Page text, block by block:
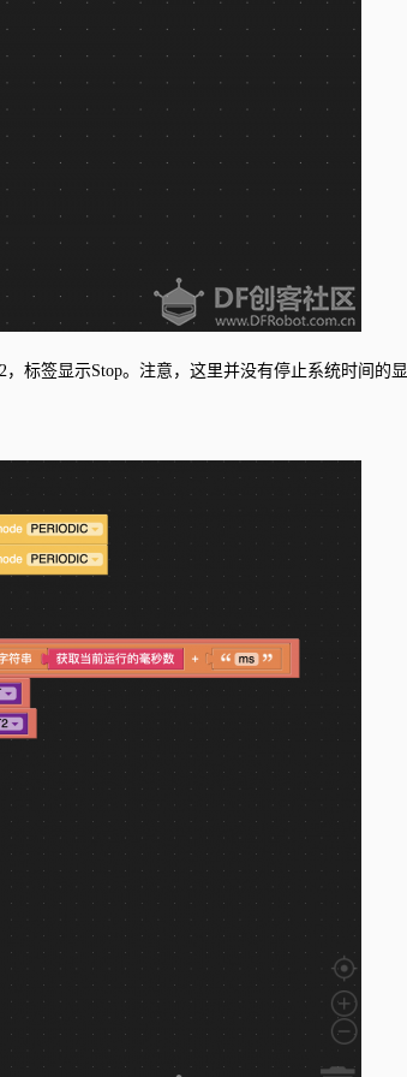
签显示Stop。注意，这里并没有停止系统时间的